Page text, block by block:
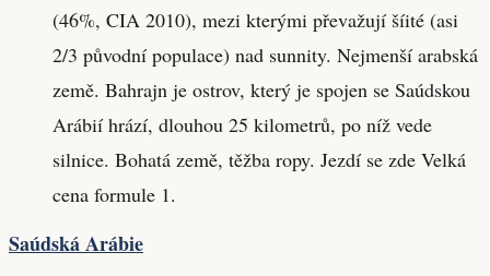
(46%, CIA 2010), mezi kterými převažují šíité (asi
2/3 původní populace) nad sunnity. Nejmenší arabská
země. Bahrajn je ostrov, který je spojen se Saúdskou
Arábií hrází, dlouhou 25 kilometrů, po níž vede
silnice. Bohatá země, těžba ropy. Jezdí se zde Velká
cena formule 1.
Saúdská Arábie